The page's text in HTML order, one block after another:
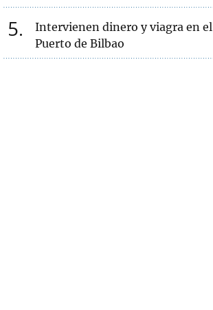
5
Intervienen dinero y viagra en el
Puerto de Bilbao